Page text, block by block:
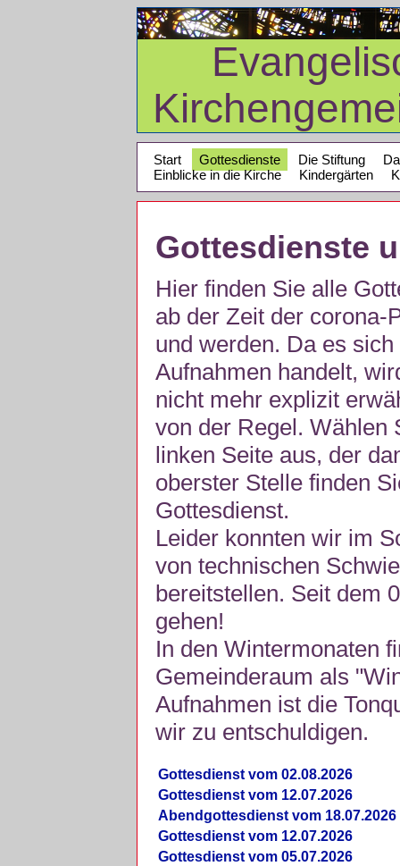
Start Gottesdienste Die Stiftung
Einblicke in die Kirche
Kindergärten
Gottesdienste
Hier finden Sie alle
ab der Zeit der corona-
und werden. Da es
Aufnahmen handelt,
nicht mehr explizit
von der Regel. Wählen
linken Seite aus, der
oberster Stelle finden
Gottesdienst.
Leider konnten wir im
von technischen
bereitstellen. Seit dem
gehen!
In den Wintermonaten
Gemeinderaum als
Aufnahmen ist die
wir zu entschuldigen.
Gottesdienst vom 02.08.2026
Gottesdienst vom 12.07.2026
Abendgottesdienst vom 18.07.2026
Gottesdienst vom 12.07.2026
Gottesdienst vom 05.07.2026